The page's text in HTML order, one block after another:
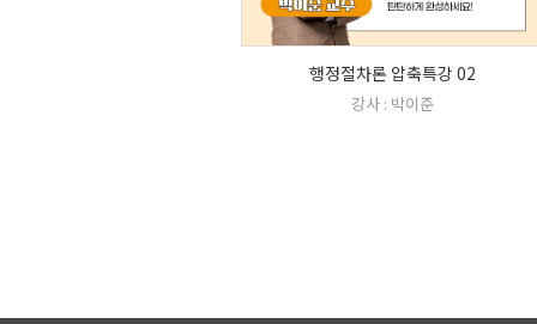
행정절차론 압축특강 02
강사 : 박이준